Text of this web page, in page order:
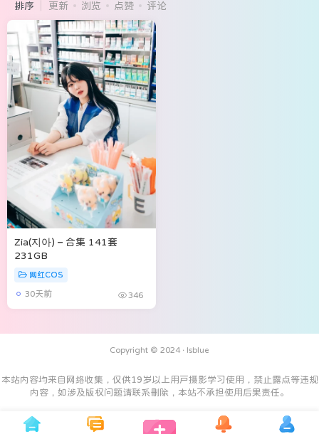
排序 更新 浏览 点赞 评论
Zia(지아) – 合集 141套
231GB
网红COS
30天前 346
Copyright © 2024 · Isblue
本站内容均来自网络收集，仅供19岁以上用户摄影学习使用，禁止露点等违规
内容，如涉及版权问题请联系删除，本站不承担使用后果责任。